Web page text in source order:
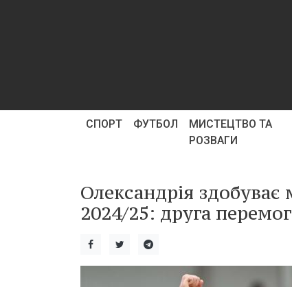
СПОРТ ФУТБОЛ
МИСТЕЦТВО ТА
РОЗВАГИ
Олександрія здобуває
2024/25: друга